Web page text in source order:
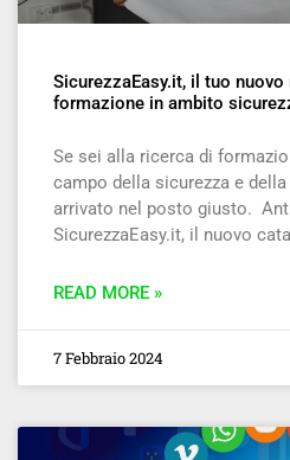
SicurezzaEasy.it, il tuo
formazione in ambito
Se sei alla ricerca di
campo della sicurezza e
arrivato nel posto giusto.
SicurezzaEasy.it, il nuovo
READ MORE »
7 Febbraio 2024